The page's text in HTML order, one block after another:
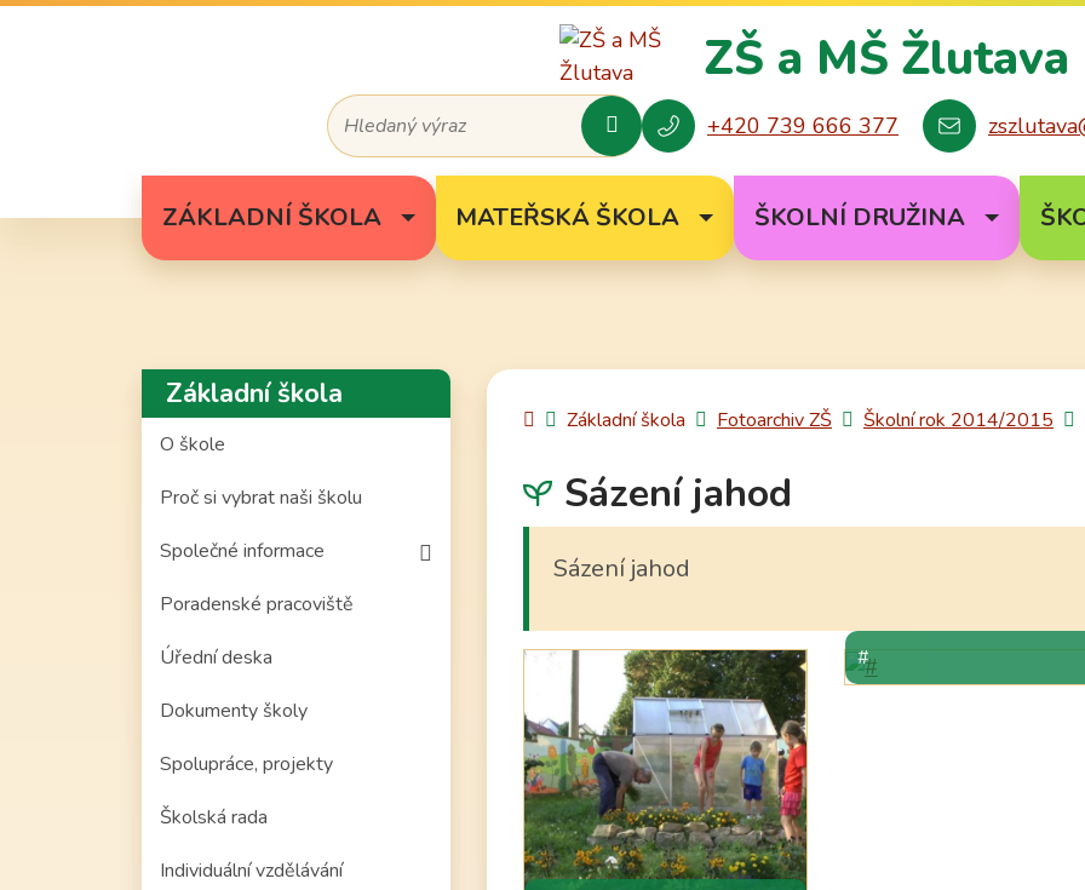
Rovnou na obsah
Rovnou na menu
ZŠ a MŠ Žlutava
Hledaný výraz Hledat +420 739 666 377
ZÁKLADNÍ ŠKOLA MATEŘSKÁ ŠKOLA ŠKOLNÍ DRUŽINA
Úvodní stránka
Základní škola Fotoarchiv ZŠ Školní rok 2014/2015
Sázení jahod
Sázení jahod
#
Základní škola
O škole
Proč si vybrat naši školu
Společné informace
Poradenské pracoviště
Úřední deska
Dokumenty školy
Spolupráce, projekty
Školská rada
Individuální vzdělávání